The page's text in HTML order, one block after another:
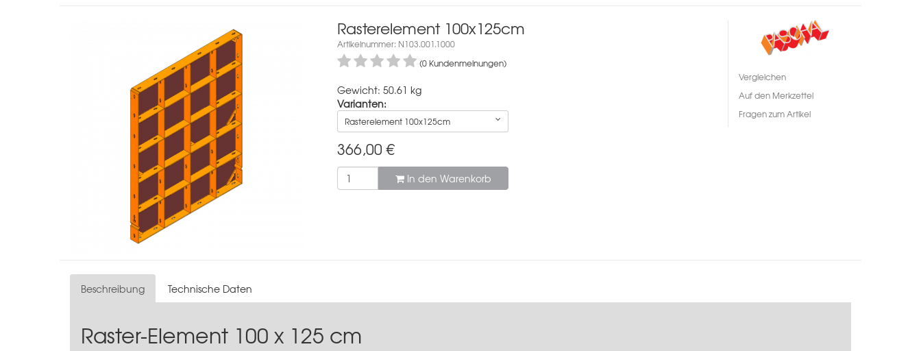
Rasterelement 100x125cm
Artikelnummer: N103.001.1000
(0 Kundenmeinungen)
Gewicht: 50.61 kg
Varianten:
Rasterelement 100x125cm
366,00 €
In den Warenkorb
Vergleichen
Auf den Merkzettel
Fragen zum Artikel
Beschreibung Technische Daten
Raster-Element 100 x 125 cm